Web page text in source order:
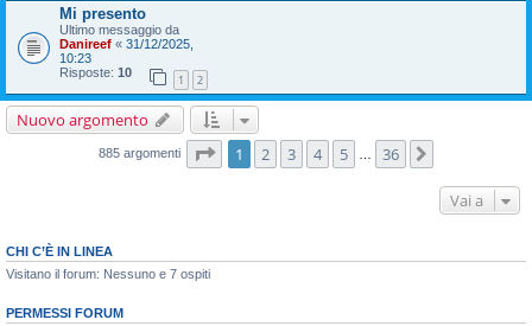
Mi presento
Ultimo messaggio da
Danireef « 31/12/2025,
10:23
Risposte: 10 1 2
Nuovo argomento
885 argomenti Pagina1 di
1 2 3 4 5 36
Vai a
CHI C’È IN LINEA
Visitano il forum: Nessuno e 7 ospiti
PERMESSI FORUM